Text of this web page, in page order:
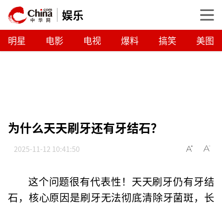
娱乐
明星 电影 电视 爆料 搞笑 美图
为什么天天刷牙还有牙结石？
2025-11-12 10:41:50
这个问题很有代表性！天天刷牙仍有牙结
石，核心原因是刷牙无法彻底清除牙菌斑，长